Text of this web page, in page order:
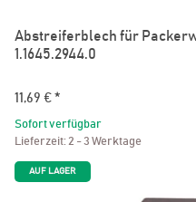
Abstreiferblech für
1.1645.2944.0
11,69 € *
Sofort verfügbar
Lieferzeit: 2 - 3 Werktage
AUF LAGER